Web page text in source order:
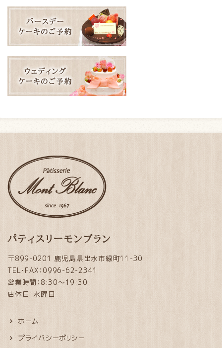
パティスリーモンブラン
〒899-0201 鹿児島県出水市緑町11-30
TEL・FAX：0996-62-2341
営業時間：8:30～19:30
店休日：水曜日
ホーム
プライバシーポリシー